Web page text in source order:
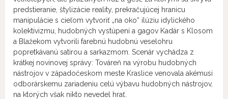
predstieranie, štylizácie reality, prekračujúcej hranicu
manipulácie s cieľom vytvoriť „na oko“ ilúziu idylického
kolektivizmu, hudobných vystúpení a gagov Kadár s Klosom
a Blažekom vytvorili farebnú hudobnú veselohru
popretkávanú satirou a sarkazmom. Scenár vychádza z
krátkej novinovej správy: Továreň na výrobu hudobných
nástrojov v západočeskom meste Kraslice venovala akémusi
odborárskemu zariadeniu celú výbavu hudobných nástrojov,
na ktorých však nikto nevedel hrať.